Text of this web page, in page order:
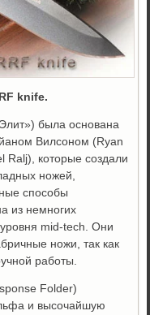
knife.
была основана
Вилсоном (Ryan
которые создали
ножей,
способы
из немногих
mid-tech. Они
ножи, так как
работы.
Folder)
и высочайшую